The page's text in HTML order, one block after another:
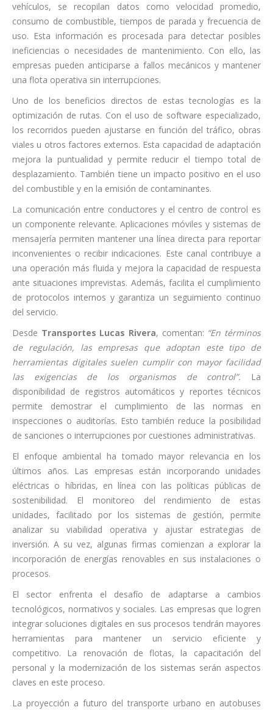
vehículos, se recopilan datos como velocidad promedio,
consumo de combustible, tiempos de parada y frecuencia de
uso. Esta información es procesada para detectar posibles
ineficiencias o necesidades de mantenimiento. Con ello, las
empresas pueden anticiparse a fallos mecánicos y mantener
una flota operativa sin interrupciones.
Uno de los beneficios directos de estas tecnologías es la
optimización de rutas. Con el uso de software especializado,
los recorridos pueden ajustarse en función del tráfico, obras
viales u otros factores externos. Esta capacidad de adaptación
mejora la puntualidad y permite reducir el tiempo total de
desplazamiento. También tiene un impacto positivo en el uso
del combustible y en la emisión de contaminantes.
La comunicación entre conductores y el centro de control es
un componente relevante. Aplicaciones móviles y sistemas de
mensajería permiten mantener una línea directa para reportar
inconvenientes o recibir indicaciones. Este canal contribuye a
una operación más fluida y mejora la capacidad de respuesta
ante situaciones imprevistas. Además, facilita el cumplimiento
de protocolos internos y garantiza un seguimiento continuo
del servicio.
Desde Transportes Lucas Rivera, comentan: “En términos
de regulación, las empresas que adoptan este tipo de
herramientas digitales suelen cumplir con mayor facilidad
las exigencias de los organismos de control”. La
disponibilidad de registros automáticos y reportes técnicos
permite demostrar el cumplimiento de las normas en
inspecciones o auditorías. Esto también reduce la posibilidad
de sanciones o interrupciones por cuestiones administrativas.
El enfoque ambiental ha tomado mayor relevancia en los
últimos años. Las empresas están incorporando unidades
eléctricas o híbridas, en línea con las políticas públicas de
sostenibilidad. El monitoreo del rendimiento de estas
unidades, facilitado por los sistemas de gestión, permite
analizar su viabilidad operativa y ajustar estrategias de
inversión. A su vez, algunas firmas comienzan a explorar la
incorporación de energías renovables en sus instalaciones o
procesos.
El sector enfrenta el desafío de adaptarse a cambios
tecnológicos, normativos y sociales. Las empresas que logren
integrar soluciones digitales en sus procesos tendrán mayores
herramientas para mantener un servicio eficiente y
competitivo. La renovación de flotas, la capacitación del
personal y la modernización de los sistemas serán aspectos
claves en este proceso.
La proyección a futuro del transporte urbano en autobuses